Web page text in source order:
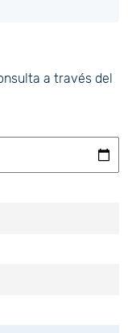
a través del